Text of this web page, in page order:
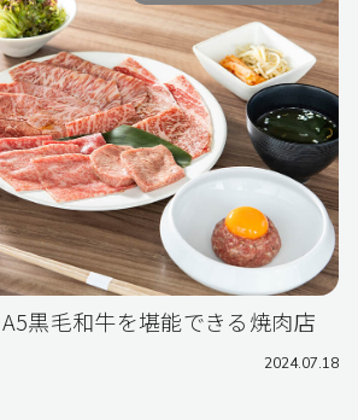
黒毛和牛を堪能できる焼肉店
2024.07.18